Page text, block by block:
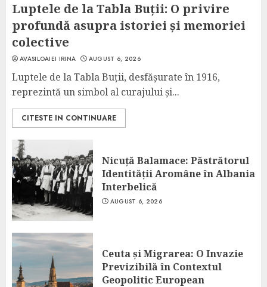
Luptele de la Tabla Buții: O privire
profundă asupra istoriei și memoriei
colective
AVASILOAIEI IRINA AUGUST 6, 2026
Luptele de la Tabla Buții, desfășurate în 1916,
reprezintă un simbol al curajului și...
CITESTE IN CONTINUARE
Nicuță Balamace: Păstrătorul
Identității Aromâne în Albania
Interbelică
AUGUST 6, 2026
Ceuta și Migrarea: O Invazie
Previzibilă în Contextul
Geopolitic European